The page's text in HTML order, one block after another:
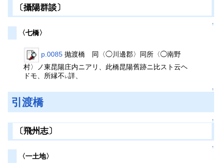
〔攝陽群談〕
↑
〈七橋〉
p.0085 抛渡橋 同〈◯川邊郡〉同所〈◯南野
村〉ノ東昆陽庄内ニアリ、此橋昆陽舊跡ニ比スト云ヘ
ドモ、所縁不 レ詳、
↑
引渡橋
↑
〔飛州志〕
↑
〈一土地〉